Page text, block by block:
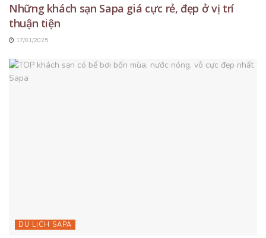
Những khách sạn Sapa giá cực rẻ, đẹp ở vị trí
thuận tiện
17/01/2025
DU LỊCH SAPA